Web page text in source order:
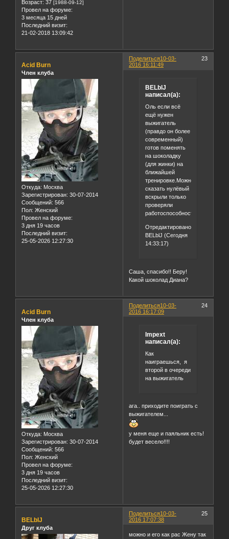
Возраст: 37 [1988-09-12]
Провел на форуме:
3 месяца 15 дней
Последний визит:
21-02-2018 13:09:42
Поделиться 23
10-03-
2016 16:11:49
Acid Burn
Член клуба
Откуда: Москва
Зарегистрирован: 30-07-2014
Сообщений: 566
Пол: Женский
Провел на форуме:
3 дня 19 часов
Последний визит:
25-05-2026 12:27:30
BELblJ
написал(а):
Оль если всё
ещё нужен
выжигатель
(правдо он более
современный)
готов поменять
на шоколадку
(для жинки) на
ближайшей
тренировке.Можно
сказать нулёвый
вскрыли только
проверяли
работоспособность.
Отредактировано
BELblJ (Сегодня
14:33:17)
Саша, спасибо!! Беру!
Какой шоколад Диана?
Поделиться 24
10-03-
2016 16:17:09
Acid Burn
Член клуба
Откуда: Москва
Зарегистрирован: 30-07-2014
Сообщений: 566
Пол: Женский
Провел на форуме:
3 дня 19 часов
Последний визит:
25-05-2026 12:27:30
Impext
написал(а):
Как
наиграешься, я
второй в очереди
на выжигатель
ага.. приходите поиграть с
выжигателем...
у меня еще и паяльник есть!
будет весело!!!!
Поделиться 25
10-03-
2016 17:07:38
BELblJ
Друг клуба
можно и его как рас Жену так